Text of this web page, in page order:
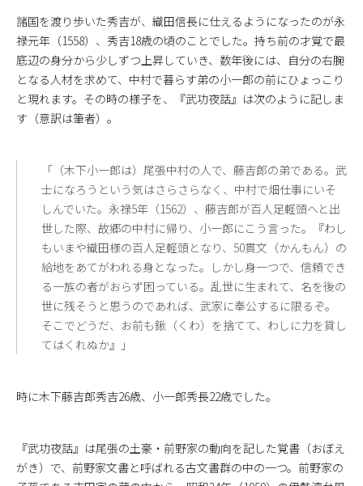
諸国を渡り歩いた秀吉が、織田信長に仕えるようになったのが永
禄元年（1558）、秀吉18歳の頃のことでした。持ち前の才覚で最
底辺の身分から少しずつ上昇していき、数年後には、自分の右腕
となる人材を求めて、中村で暮らす弟の小一郎の前にひょっこり
と現れます。その時の様子を、『武功夜話』は次のように記しま
す（意訳は筆者）。
「（木下小一郎は）尾張中村の人で、藤吉郎の弟である。武
士になろうという気はさらさらなく、中村で畑仕事にいそ
しんでいた。永禄5年（1562）、藤吉郎が百人足軽頭へと出
世した際、故郷の中村に帰り、小一郎にこう言った。『わし
もいまや織田様の百人足軽頭となり、50貫文（かんもん）の
給地をあてがわれる身となった。しかし身一つで、信頼でき
る一族の者がおらず困っている。乱世に生まれて、名を後の
世に残そうと思うのであれば、武家に奉公するに限るぞ。
そこでどうだ、お前も鍬（くわ）を捨てて、わしに力を貸し
てはくれぬか』」
時に木下藤吉郎秀吉26歳、小一郎秀長22歳でした。
『武功夜話』は尾張の土豪・前野家の動向を記した覚書（おぼえ
がき）で、前野家文書と呼ばれる古文書群の中の一つ。前野家の